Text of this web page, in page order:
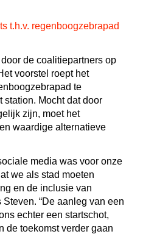
t.h.v. regenboogzebrapad
de coalitiepartners op
voorstel roept het
te
station. Mocht dat door
zijn, moet het
waardige alternatieve
media was voor onze
we als stad moeten
en de inclusie van
Steven. “De aanleg van een
echter een startschot,
de toekomst verder gaan